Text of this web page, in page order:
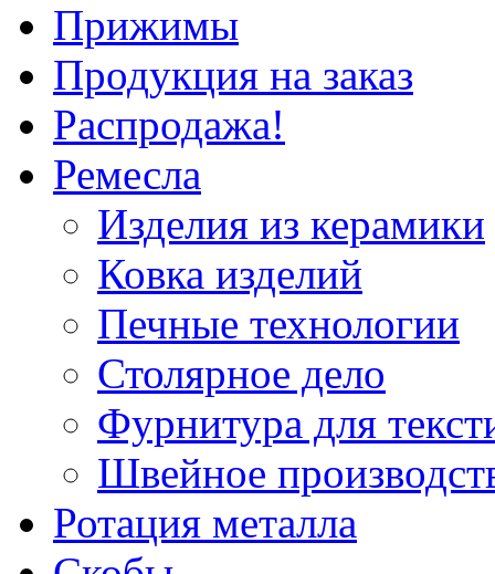
Прижимы
Продукция на заказ
Распродажа!
Ремесла
Изделия из керамики
Ковка изделий
Печные технологии
Столярное дело
Фурнитура для
Швейное
Ротация металла